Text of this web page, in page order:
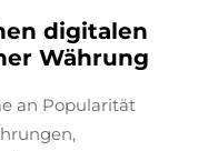
digitalen
Währung
an Popularität